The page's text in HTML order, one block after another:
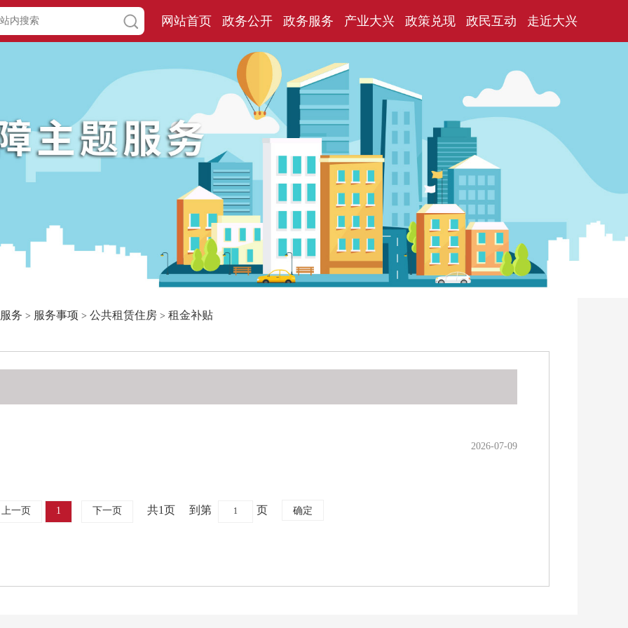
网站首页 政务公开 政务服务 产业大兴 政策兑现 政民互动 走近大兴
务 > 服务事项 > 公共租赁住房 > 租金补贴
2026-07-09
上一页 1 下一页 共1页 到第 页